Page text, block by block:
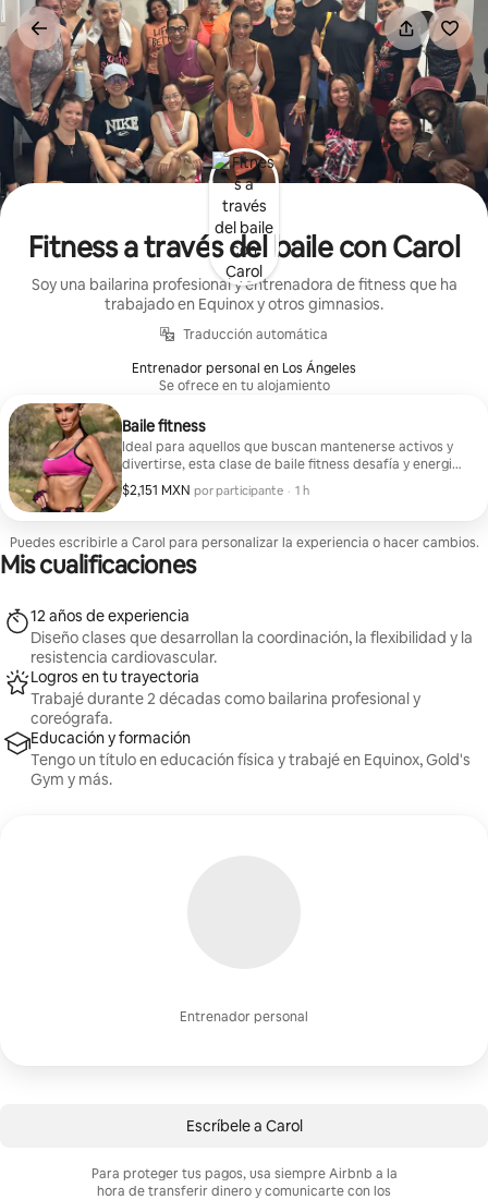
Ir
al
contenido
Fitness a través del baile con Carol
Soy una bailarina profesional y entrenadora de fitness que ha
trabajado en Equinox y otros gimnasios.
Traducción automática
Entrenador personal en Los Ángeles
Se ofrece en tu alojamiento
Baile fitness
Ideal para aquellos que buscan mantenerse activos y
divertirse, esta clase de baile fitness desafía y energiza
con música y movimientos dinámicos para mejorar la
salud cardiovascular y el tono muscular.
$2,151 MXN por participante
$2,151 MXN por participante
, · 1 h
Puedes escribirle a Carol para personalizar la experiencia o hacer cambios.
Mis cualificaciones
Entrenador personal
12 años de experiencia
Diseño clases que desarrollan la coordinación, la flexibilidad y la
resistencia cardiovascular.
Logros en tu trayectoria
Trabajé durante 2 décadas como bailarina profesional y
coreógrafa.
Educación y formación
Tengo un título en educación física y trabajé en Equinox, Gold's
Gym y más.
Escríbele a Carol
Para proteger tus pagos, usa siempre Airbnb a la
hora de transferir dinero y comunicarte con los